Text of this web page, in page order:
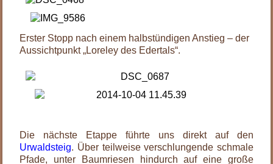
Erster Stopp nach einem halbstündigen Anstieg – der
Aussichtpunkt „Loreley des Edertals“.
Die nächste Etappe führte uns direkt auf den
Urwaldsteig. Über teilweise verschlungende schmale
Pfade, unter Baumriesen hindurch auf eine große